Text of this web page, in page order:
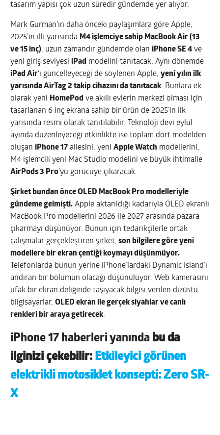
tasarım yapısı çok uzun süredir gündemde yer alıyor.
Mark Gurman’ın daha önceki paylaşımlara göre Apple,
2025’in ilk yarısında M4 işlemciye sahip MacBook Air (13
ve 15 inç), uzun zamandır gündemde olaniPhone SE 4 ve
yeni giriş seviyesiiPad modelini tanıtacak. Aynı dönemde
iPad Air‘i güncelleyeceği de söylenen Apple,yeni yılın ilk
yarısında AirTag 2 takip cihazını da tanıtacak. Bunlara ek
olarak yeni HomePod ve akıllı evlerin merkezi olması için
tasarlanan 6 inç ekrana sahip bir ürün de 2025’in ilk
yarısında resmi olarak tanıtılabilir. Teknoloji devi eylül
ayında düzenleyeceği etkinlikte ise toplam dört modelden
oluşaniPhone 17 ailesini, yeniApple Watch modellerini,
M4 işlemcili yeni Mac Studio modelini ve büyük ihtimalle
AirPods 3 Pro‘yu görücüye çıkaracak.
Şirket bundan önce OLED MacBook Pro modelleriyle
gündeme gelmişti. Apple aktarıldığı kadarıyla OLED ekranlı
MacBook Pro modellerini 2026 ile 2027 arasında pazara
çıkarmayı düşünüyor. Bunun için tedarikçilerle ortak
çalışmalar gerçekleştiren şirket, son bilgilere göre yeni
modellere bir ekran çentiği koymayı düşünmüyor.
Telefonlarda bunun yerine iPhone’lardaki Dynamic Island’ı
andıran bir bölümün olacağı düşünülüyor. Web kamerasını
ufak bir ekran deliğinde taşıyacak bilgisi verilen dizüstü
bilgisayarlar,OLED ekran ile gerçek siyahlar ve canlı
renkleri bir araya getirecek.
iPhone 17 haberleri yanında bu da
ilginizi çekebilir: Etkileyici görünen
elektrikli motosiklet konsepti: Zero SR-
X